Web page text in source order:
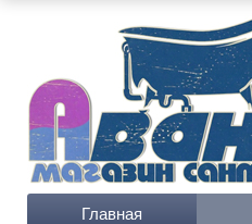
Главная